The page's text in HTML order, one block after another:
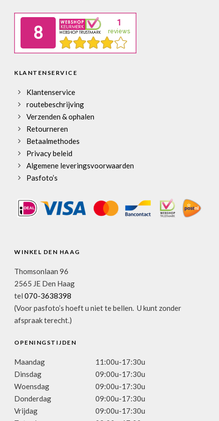
KLANTENSERVICE
Klantenservice
routebeschrijving
Verzenden & ophalen
Retourneren
Betaalmethodes
Privacy beleid
Algemene leveringsvoorwaarden
Pasfoto’s
WINKEL DEN HAAG
Thomsonlaan 96
2565 JE Den Haag
tel 070-3638398
(Voor pasfoto’s hoeft u niet te bellen. U kunt zonder
afspraak terecht.)
OPENINGSTIJDEN
Maandag
11:00u-17:30u
Dinsdag
09:00u-17:30u
Woensdag
09:00u-17:30u
Donderdag
09:00u-17:30u
Vrijdag
09:00u-17:30u